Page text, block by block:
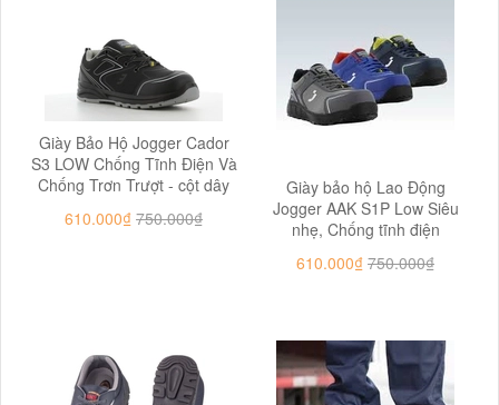
Giày Bảo Hộ Jogger Cador
S3 LOW Chống Tĩnh Điện Và
Chống Trơn Trượt - cột dây
610.000₫ 750.000₫
Giày bảo hộ Lao Động
Jogger AAK S1P Low Siêu
nhẹ, Chống tĩnh điện
610.000₫ 750.000₫